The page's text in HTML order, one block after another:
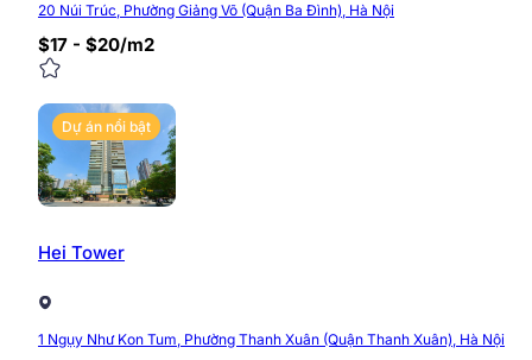
20 Núi Trúc, Phường Giảng Võ (Quận Ba Đình), Hà Nội
$17 - $20/m2
Dự án nổi bật
Hei Tower
1 Ngụy Như Kon Tum, Phường Thanh Xuân (Quận Thanh Xuân), Hà Nội